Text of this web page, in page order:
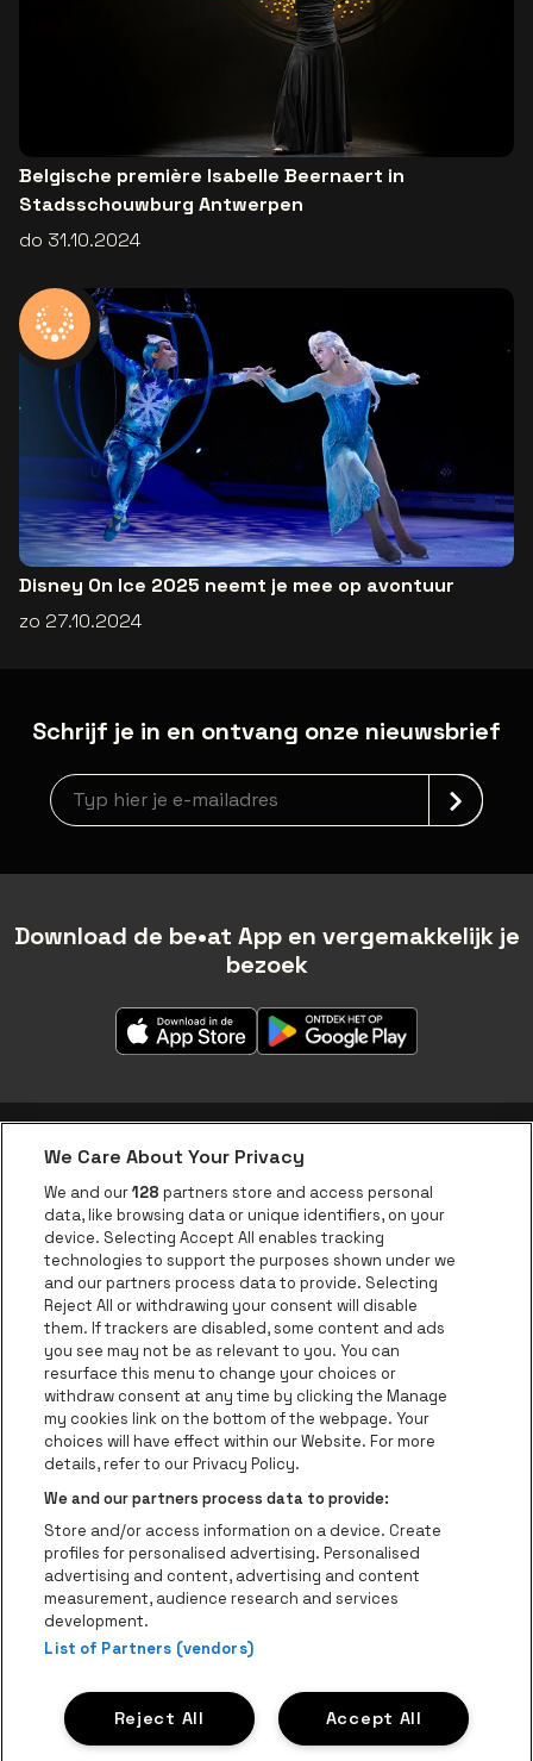
Belgische première Isabelle Beernaert in
Stadsschouwburg Antwerpen
do 31.10.2024
Disney On Ice 2025 neemt je mee op avontuur
zo 27.10.2024
Schrijf je in en ontvang onze nieuwsbrief
Nieuwsbrief aanmelding
Download de be•at App en vergemakkelijk je
bezoek
be•at app
be•at Corporate
be•at Business
Groepen
Helpcenter
Contact
Instagram
Facebook
Threads
TiktokYoutube
Be•at Tickets is een deel van be•at
be•at Tickets
Schijnpoortweg 119, 2170 Antwerpen
Be-At Venues
Schijnpoortweg 119, 2170 Antwerpen
BTW (BE) 0461.051.688 - RPR Antwerpen
BNP Paribas Fortis - IBAN: BE93 2200 4925 0067 - BIC:
GEBABEBB
ProclaimerCookiesManage my cookiesPrivacy
We Care About Your Privacy
We and our128 partners store and access personal
data, like browsing data or unique identifiers, on your
device. Selecting Accept All enables tracking
technologies to support the purposes shown under we
and our partners process data to provide. Selecting
Reject All or withdrawing your consent will disable
them. If trackers are disabled, some content and ads
you see may not be as relevant to you. You can
resurface this menu to change your choices or
withdraw consent at any time by clicking the Manage
my cookies link on the bottom of the webpage. Your
choices will have effect within our Website. For more
details, refer to our Privacy Policy.
We and our partners process data to provide:
Store and/or access information on a device. Create
profiles for personalised advertising. Personalised
advertising and content, advertising and content
measurement, audience research and services
development.
List of Partners (vendors)
Accept All
Reject All